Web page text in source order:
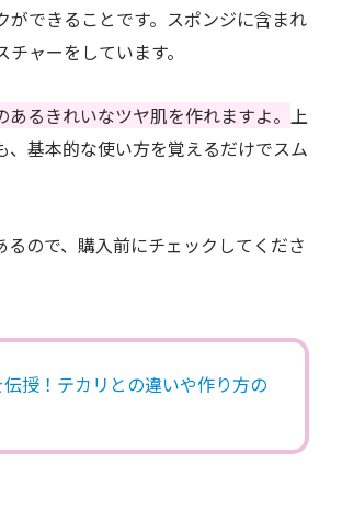
できることです。スポンジに含まれ
ャーをしています。
るきれいなツヤ肌を作れますよ。 上
基本的な使い方を覚えるだけでスム
ので、購入前にチェックしてくださ
授！テカリとの違いや作り方の